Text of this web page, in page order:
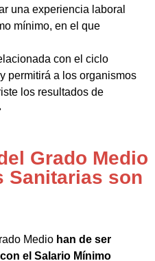
una experiencia laboral
mínimo, en el que
con el ciclo
permitirá a los organismos
los resultados de
Grado Medio
Sanitarias son
Medio han de ser
el Salario Mínimo